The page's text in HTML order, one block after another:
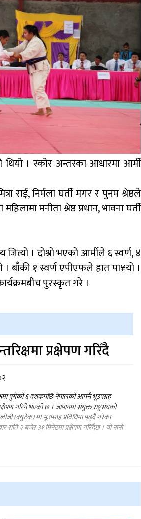
। स्कोर अन्तरका आधारमा आर्मी
राई, निर्मला घर्ती मगर र पुनम श्रेष्ठले
मनीता श्रेष्ठ प्रधान, भावना घर्ती
। दोश्रो भएको आर्मीले ६ स्वर्ण, ४
बाँकी १ स्वर्ण एपीएफले हात पा¥यो ।
पुरस्कृत गरे ।
प्रक्षेपण गरिँदै
पुगेको ६ दशकपछि नेपालको आफ्नै भूउपग्रह
गरिने भएको छ । जापानमा संयुक्त राष्ट्रसंघको
(क्युटेक) मा भूउपग्रह प्रविधिमा पढ्दै गरेका
राति २ बजेर ३१ मिनेटमा प्रक्षेपण गरिँदैछ । यो नानो